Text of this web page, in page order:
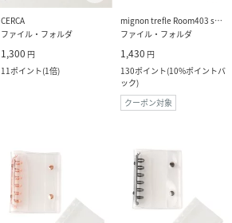
CERCA
ファイル・フォルダ
1,300 円
11ポイント(1倍)
mignon trefle Room403 selected
ファイル・フォルダ
1,430 円
130ポイント(10%ポイントバ
ック)
クーポン対象